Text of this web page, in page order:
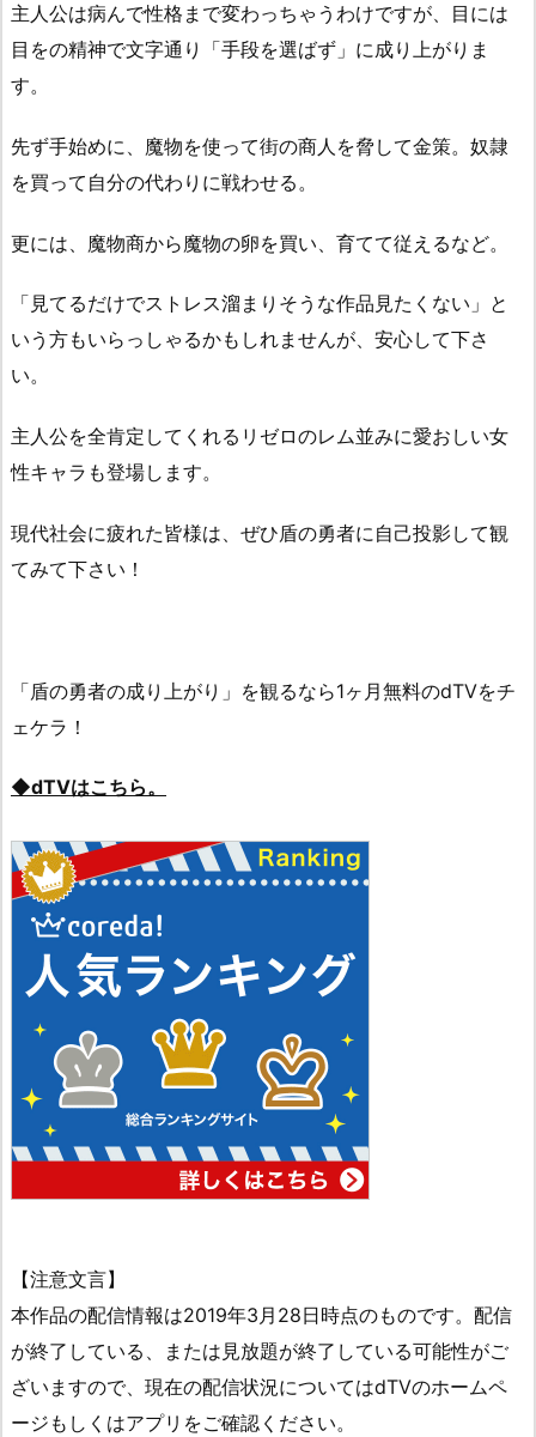
主人公は病んで性格まで変わっちゃうわけですが、目には
目をの精神で文字通り「手段を選ばず」に成り上がりま
す。
先ず手始めに、魔物を使って街の商人を脅して金策。奴隷
を買って自分の代わりに戦わせる。
更には、魔物商から魔物の卵を買い、育てて従えるなど。
「見てるだけでストレス溜まりそうな作品見たくない」と
いう方もいらっしゃるかもしれませんが、安心して下さ
い。
主人公を全肯定してくれるリゼロのレム並みに愛おしい女
性キャラも登場します。
現代社会に疲れた皆様は、ぜひ盾の勇者に自己投影して観
てみて下さい！
「盾の勇者の成り上がり」を観るなら1ヶ月無料のdTVをチ
ェケラ！
◆dTVはこちら。
【注意文言】
本作品の配信情報は2019年3月28日時点のものです。配信
が終了している、または見放題が終了している可能性がご
ざいますので、現在の配信状況についてはdTVのホームペ
ージもしくはアプリをご確認ください。